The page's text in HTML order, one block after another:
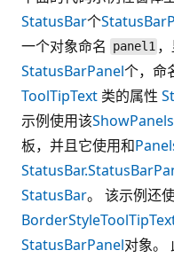
StatusBar个
一个对象命名
panel1
StatusBarPanel个，命
ToolTipText 类的属性
示例使用该ShowPanels
板，并且它使用和
StatusBar。 该示例还
BorderStyle
StatusBarPanel对象。